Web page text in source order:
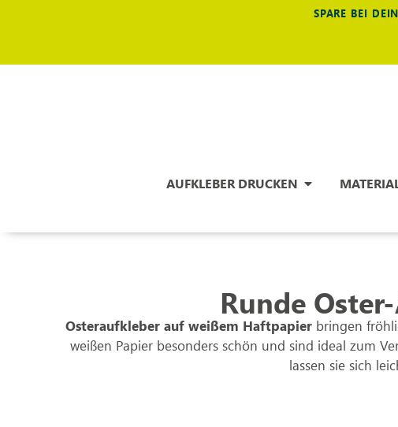
SPARE BEI
AUFKLEBER DRUCKEN
Runde
Osteraufkleber auf weißem Haftpapierbringen
weißen Papier besonders schön und sind ideal zum
lassen sie sich